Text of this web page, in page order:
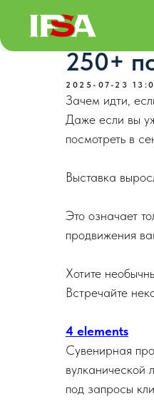
250+
2025-07-23
Зачем идти,
Даже если вы
посмотреть в
Выставка
Это означает
продвижения
Хотите
Встречайте
4 elements
Сувенирная
вулканической
под запросы